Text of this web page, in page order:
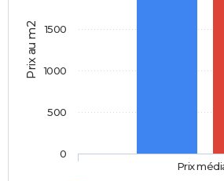
Prix au m2
Prix
0
500
1000
1500